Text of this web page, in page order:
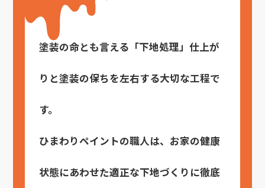
塗装の命とも言える「下地処理」仕上が
りと塗装の保ちを左右する大切な工程で
す。
ひまわりペイントの職人は、お家の健康
状態にあわせた適正な下地づくりに徹底